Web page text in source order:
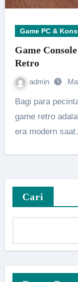
Game PC &
Game
Retro
admin
Bagi para pecinta game klasik, memiliki konsol
game retro
era modern
Cari